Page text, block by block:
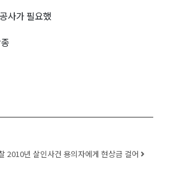
사가 필요했
2010년 살인사건 용의자에게 현상금 걸어